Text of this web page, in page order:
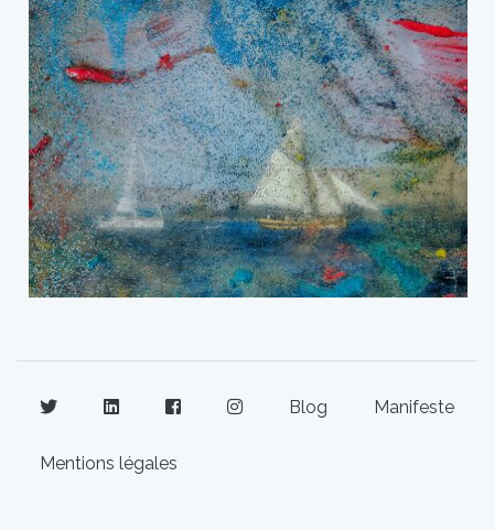
Blog Manifeste
Mentions légales